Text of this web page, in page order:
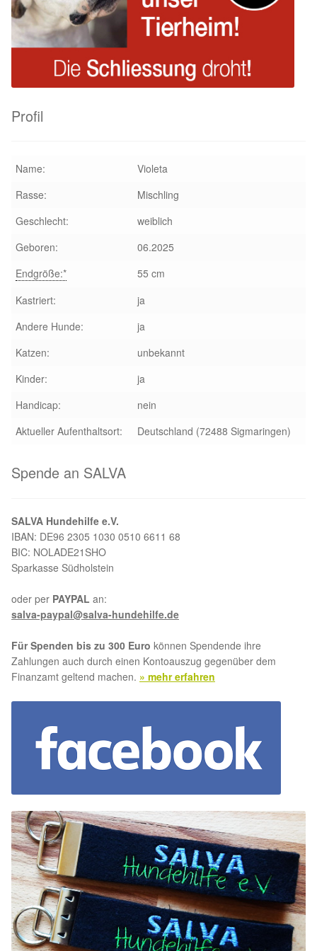
Aktion „Hilfe La Linea“
Updates „Hilfe La Linea“
Profil
Name:
Violeta
Rasse:
Mischling
Geschlecht:
weiblich
Geboren:
06.2025
Endgröße:*
55 cm
Kastriert:
ja
Andere Hunde:
ja
Katzen:
unbekannt
Kinder:
ja
Handicap:
nein
Aktueller Aufenthaltsort:
Deutschland (72488 Sigmaringen)
Spende an SALVA
SALVA Hundehilfe e.V.
IBAN: DE96 2305 1030 0510 6611 68
BIC: NOLADE21SHO
Sparkasse Südholstein
oder per PAYPAL an:
salva-paypal@salva-hundehilfe.de
Für Spenden bis zu 300 Euro können Spendende ihre
Zahlungen auch durch einen Kontoauszug gegenüber dem
Finanzamt geltend machen. » mehr erfahren